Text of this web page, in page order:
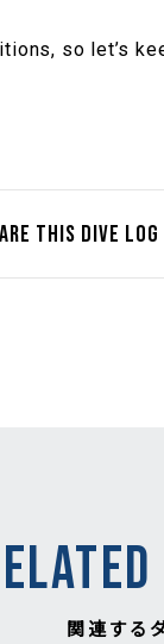
so let’s
this dive log
関連する